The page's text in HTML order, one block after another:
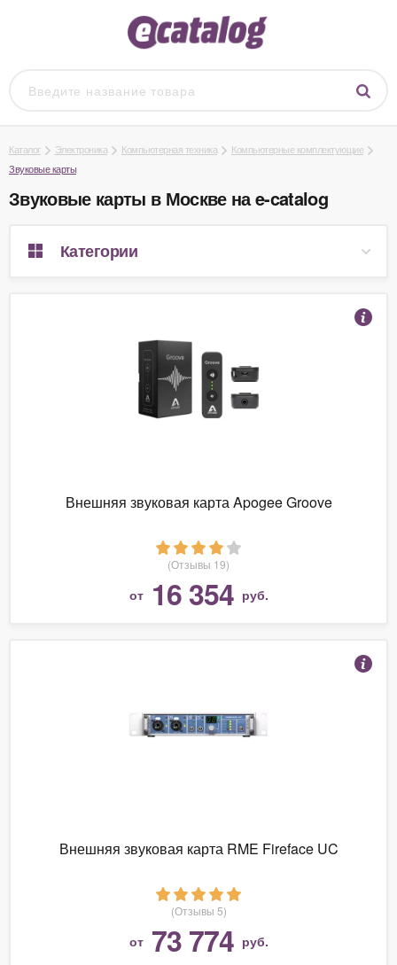
Каталог Электроника Компьютерная техника
Компьютерные комплектующие
Звуковые карты
Звуковые карты в Москве на e-catalog
Категории
Внешняя звуковая карта Apogee Groove
(Отзывы 19)
от 16 354 руб.
Внешняя звуковая карта RME Fireface UC
(Отзывы 5)
от 73 774 руб.